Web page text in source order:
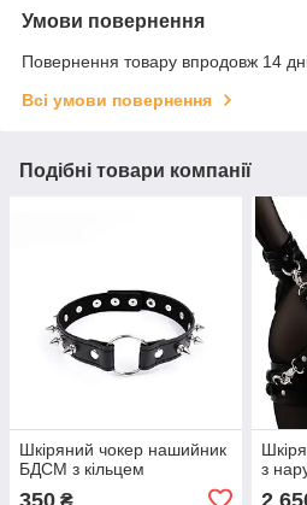
Умови повернення
Повернення товару впродовж 14
Всі умови повернення
Подібні товари компанії
Шкіряний чокер нашийник
БДСМ з кільцем
350 ₴
з
2